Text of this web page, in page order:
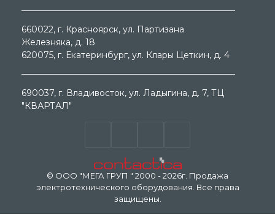
660022, г. Красноярск, ул. Партизана
Железняка, д. 18
620075, г. Екатеринбург, ул. Клары Цеткин, д. 4
690037, г. Владивосток, ул. Ладыгина, д. 7, ТЦ
"КВАРТАЛ"
© ООО "МЕГА ГРУП " 2000 - 2026г. Продажа
электротехнического оборудования. Все права
защищены.